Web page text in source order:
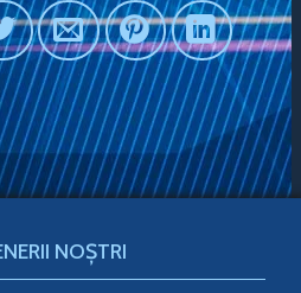
NOȘTRI